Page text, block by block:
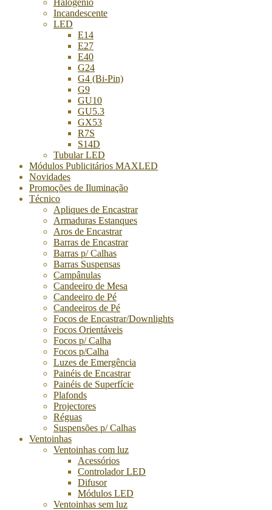
Halogénio
Incandescente
LED
E14
E27
E40
G24
G4 (Bi-Pin)
G9
GU10
GU5.3
GX53
R7S
S14D
Tubular LED
Módulos Publicitários MAXLED
Novidades
Promoções de Iluminação
Técnico
Apliques de Encastrar
Armaduras Estanques
Aros de Encastrar
Barras de Encastrar
Barras p/ Calhas
Barras Suspensas
Campânulas
Candeeiro de Mesa
Candeeiro de Pé
Candeeiros de Pé
Focos de Encastrar/Downlights
Focos Orientáveis
Focos p/ Calha
Focos p/Calha
Luzes de Emergência
Painéis de Encastrar
Painéis de Superfície
Plafonds
Projectores
Réguas
Suspensões p/ Calhas
Ventoinhas
Ventoinhas com luz
Acessórios
Controlador LED
Difusor
Módulos LED
Ventoinhas sem luz